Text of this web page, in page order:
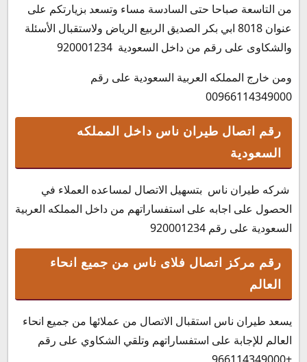
من التاسعة صباحا حتى السادسة مساء وتسعد بزيارتكم على
عنوان 8018 ابي بكر الصديق الربيع الرياض ولاستقبال الأسئلة
والشكاوى على رقم من داخل السعودية 920001234
ومن خارج المملكه العربية السعودية على رقم
00966114349000
رقم اتصال طيران ناس داخل المملكه
السعودية
شركه طيران ناس بتسهيل الاتصال لمساعده العملاء في
الحصول على اجابه على استفساراتهم من داخل المملكه العربية
السعودية على رقم 920001234
رقم مركز اتصال فلاى ناس من جميع انحاء
العالم
يسعد طيران ناس استقبال الاتصال من عملائها من جميع انحاء
العالم للإجابة على استفساراتهم وتلقي الشكاوي على رقم